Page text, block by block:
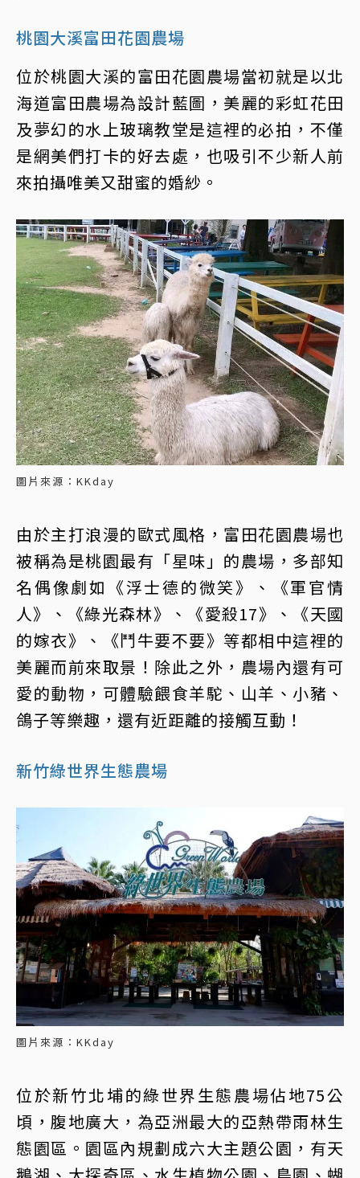
桃園大溪富田花園農場
位於桃園大溪的富田花園農場當初就是以北
海道富田農場為設計藍圖，美麗的彩虹花田
及夢幻的水上玻璃教堂是這裡的必拍，不僅
是網美們打卡的好去處，也吸引不少新人前
來拍攝唯美又甜蜜的婚紗。
圖片來源：KKday
由於主打浪漫的歐式風格，富田花園農場也
被稱為是桃園最有「星味」的農場，多部知
名偶像劇如《浮士德的微笑》、《軍官情
人》、《綠光森林》、《愛殺17》、《天國
的嫁衣》、《鬥牛要不要》等都相中這裡的
美麗而前來取景！除此之外，農場內還有可
愛的動物，可體驗餵食羊駝、山羊、小豬、
鴿子等樂趣，還有近距離的接觸互動！
新竹綠世界生態農場
圖片來源：KKday
位於新竹北埔的綠世界生態農場佔地75公
頃，腹地廣大，為亞洲最大的亞熱帶雨林生
態園區。園區內規劃成六大主題公園，有天